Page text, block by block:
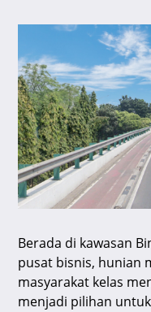
Berada di kawasan
pusat bisnis, hunian
masyarakat kelas
menjadi pilihan